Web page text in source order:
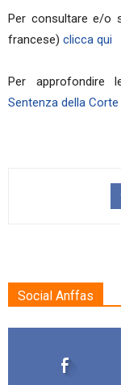
Per consultare e/o
francese) clicca qui
Per approfondire
Sentenza della Corte
Social Anffas